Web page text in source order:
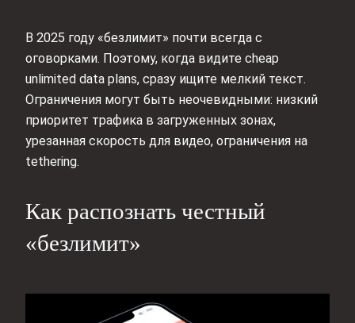
В 2025 году «безлимит» почти всегда с
оговорками. Поэтому, когда видите cheap
unlimited data plans, сразу ищите мелкий текст.
Ограничения могут быть неочевидными: низкий
приоритет трафика в загруженных зонах,
урезанная скорость для видео, ограничения на
tethering.
Как распознать честный
«безлимит»